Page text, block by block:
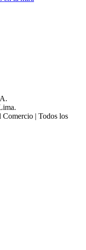
| Todos los